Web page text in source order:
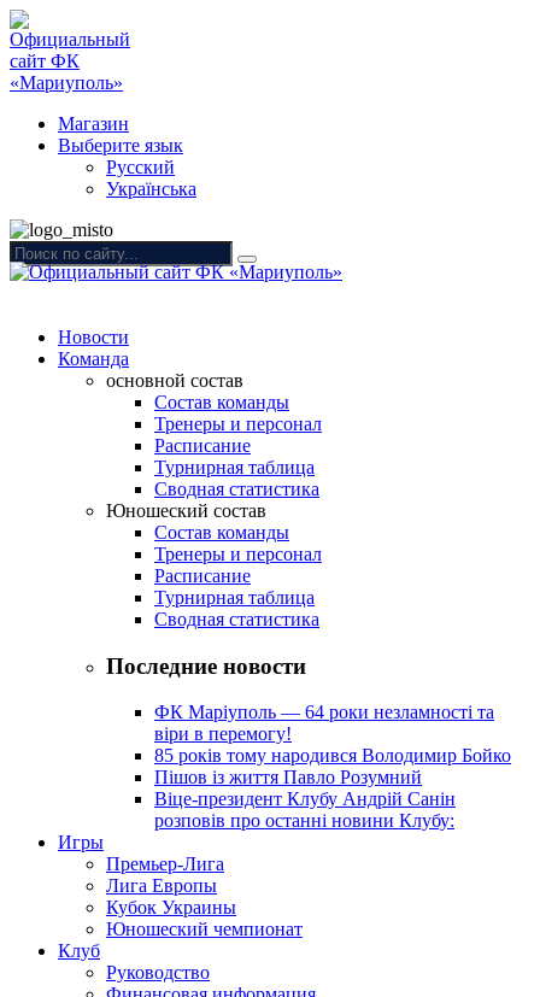
Магазин
Выберите язык
Русский
Українська
Новости
Команда
основной состав
Состав команды
Тренеры и персонал
Расписание
Турнирная таблица
Сводная статистика
Юношеский состав
Состав команды
Тренеры и персонал
Расписание
Турнирная таблица
Сводная статистика
Последние новости
ФК Маріуполь — 64 роки незламності та
віри в перемогу!
85 років тому народився Володимир Бойко
Пішов із життя Павло Розумний
Віце-президент Клубу Андрій Санін
розповів про останні новини Клубу:
Игры
Премьер-Лига
Лига Европы
Кубок Украины
Юношеский чемпионат
Клуб
Руководство